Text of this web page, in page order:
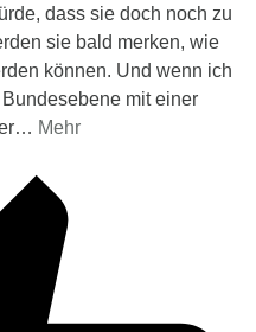
dass sie doch noch zu
sie bald merken, wie
können. Und wenn ich
mit einer
… Mehr